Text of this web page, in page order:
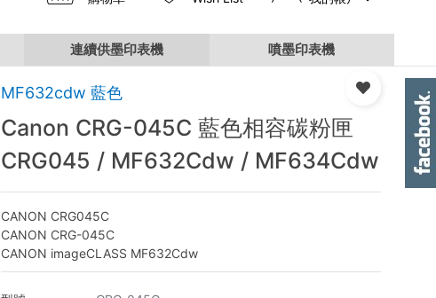
連續供墨印表機 噴墨印表機
MF632cdw 藍色
Canon CRG-045C 藍色相容碳粉匣
CRG045 / MF632Cdw / MF634Cdw
CANON CRG045C
CANON CRG-045C
CANON imageCLASS MF632Cdw